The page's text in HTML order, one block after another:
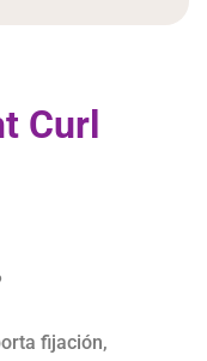
Curl
fijación,